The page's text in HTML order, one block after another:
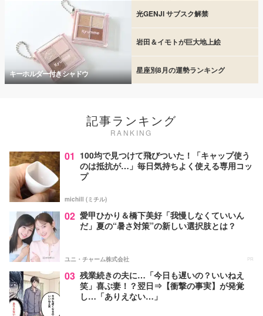
キーホルダー付きシャドウ
光GENJI サブスク解禁
岩田＆イモトが巨大地上絵
星座別8月の運勢ランキング
記事ランキング
RANKING
01 100均で見つけて飛びついた！「キャップ使う
のは抵抗が…」毎日気持ちよく使える専用コッ
プ
michill (ミチル)
02 愛甲ひかり＆橋下美好「我慢しなくていいん
だ」夏の“暑さ対策”の新しい選択肢とは？
ユニ・チャーム株式会社 PR
03 残業続きの夫に…「今日も遅いの？いいねえ
笑」喜ぶ妻！？翌日⇒【衝撃の事実】が発覚
し…「ありえない…」